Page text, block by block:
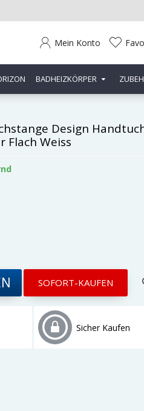
Mein Konto
BADHEIZKÖRPER
Design
Flach Weiss
SOFORT-KAUFEN
Sicher Kaufen